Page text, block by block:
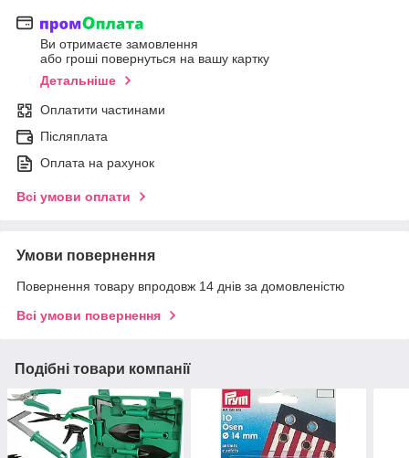
Ви отримаєте замовлення
або гроші повернуться на вашу картку
Детальніше
Оплатити частинами
Післяплата
Оплата на рахунок
Всі умови оплати
Умови повернення
Повернення товару впродовж 14 днів за домовленістю
Всі умови повернення
Подібні товари компанії